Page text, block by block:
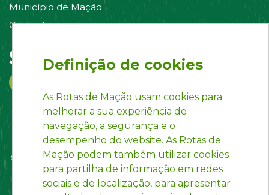
Município de Mação
Contacte-nos
Siga-nos em:
Definição de cookies
As Rotas de Mação usam cookies para
melhorar a sua experiência de
navegação, a segurança e o
desempenho do website. As Rotas de
Mação podem também utilizar cookies
para partilha de informação em redes
sociais e de localização, para apresentar